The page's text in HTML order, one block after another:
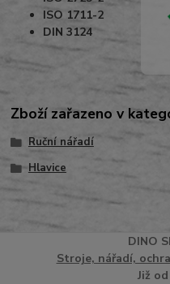
ISO 1711-2
DIN 3124
Zboží zařazeno v
Ruční nářadí
Hlavice
DINO
Stroje, nářadí,
Již